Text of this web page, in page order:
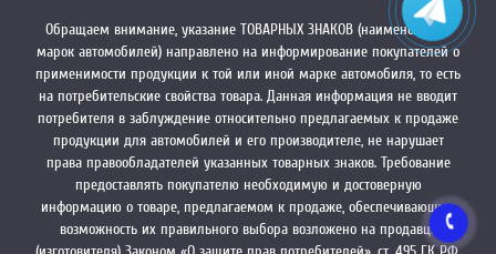
Обращаем внимание, указание ТОВАРНЫХ ЗНАКОВ (наименований
марок автомобилей) направлено на информирование покупателей о
применимости продукции к той или иной марке автомобиля, то есть
на потребительские свойства товара. Данная информация не вводит
потребителя в заблуждение относительно предлагаемых к продаже
продукции для автомобилей и его производителе, не нарушает
права правообладателей указанных товарных знаков. Требование
предоставлять покупателю необходимую и достоверную
информацию о товаре, предлагаемом к продаже, обеспечивающую
возможность их правильного выбора возложено на продавца